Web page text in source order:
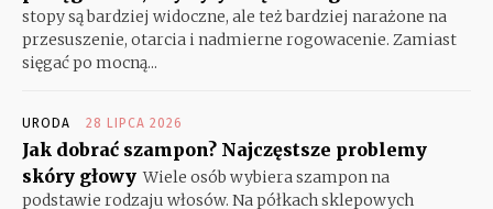
stopy są bardziej widoczne, ale też bardziej narażone na
przesuszenie, otarcia i nadmierne rogowacenie. Zamiast
sięgać po mocną...
URODA 28 LIPCA 2026
Jak dobrać szampon? Najczęstsze problemy
skóry głowy Wiele osób wybiera szampon na
podstawie rodzaju włosów. Na półkach sklepowych